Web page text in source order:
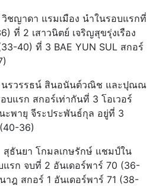
ชญาดา แรมเมือง นำในรอบแรกที่
ที่ 2 เสาวนิตย์ เจริญสุขรุ่งเรือง
40) ที่ 3 BAE YUN SUL สกอร์
นรวรรธน์ สินอนันต์วณิช และปุณณ
บแรก สกอร์เท่ากันที่ 3 โอเวอร์
พายุ จีระประพันธ์กุล อยู่ที่ 3
36)
สุธันยา โกมลเกษรักษ์ แชมป์ใน
รก จบที่ 2 อันเดอร์พาร์ 70 (36-
สกอร์ 1 อันเดอร์พาร์ 71 (38-